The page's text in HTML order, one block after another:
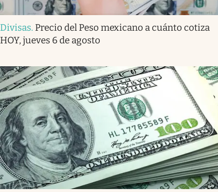
Divisas. Precio del Peso mexicano a cuánto cotiza
HOY, jueves 6 de agosto